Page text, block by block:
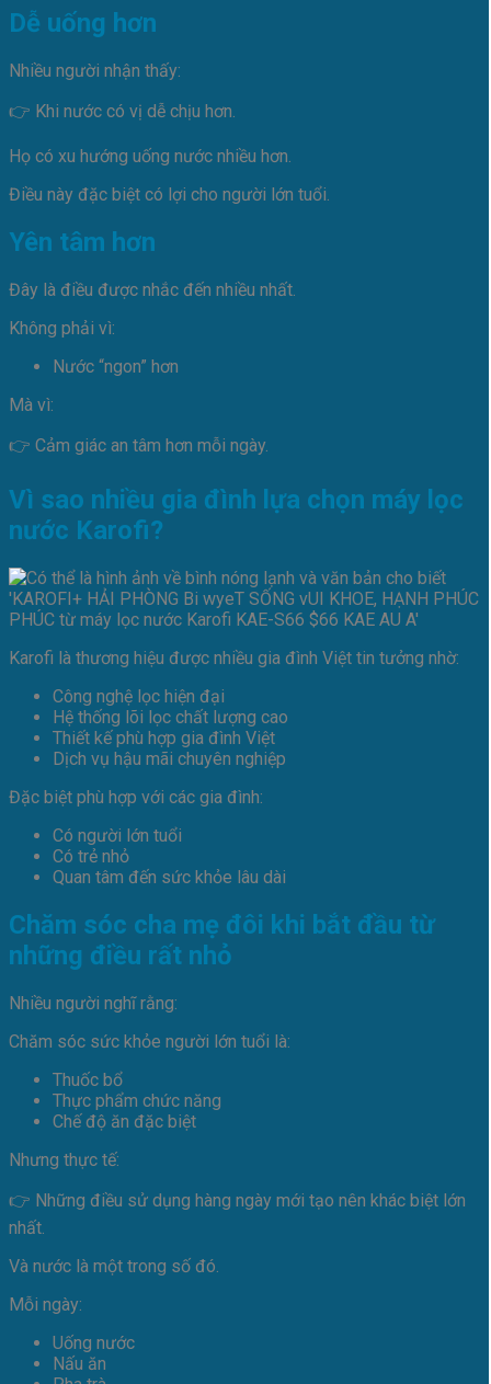
Dễ uống hơn
Nhiều người nhận thấy:
👉 Khi nước có vị dễ chịu hơn.
Họ có xu hướng uống nước nhiều hơn.
Điều này đặc biệt có lợi cho người lớn tuổi.
Yên tâm hơn
Đây là điều được nhắc đến nhiều nhất.
Không phải vì:
Nước “ngon” hơn
Mà vì:
👉 Cảm giác an tâm hơn mỗi ngày.
Vì sao nhiều gia đình lựa chọn máy lọc
nước Karofi?
Karofi là thương hiệu được nhiều gia đình Việt tin tưởng nhờ:
Công nghệ lọc hiện đại
Hệ thống lõi lọc chất lượng cao
Thiết kế phù hợp gia đình Việt
Dịch vụ hậu mãi chuyên nghiệp
Đặc biệt phù hợp với các gia đình:
Có người lớn tuổi
Có trẻ nhỏ
Quan tâm đến sức khỏe lâu dài
Chăm sóc cha mẹ đôi khi bắt đầu từ
những điều rất nhỏ
Nhiều người nghĩ rằng:
Chăm sóc sức khỏe người lớn tuổi là:
Thuốc bổ
Thực phẩm chức năng
Chế độ ăn đặc biệt
Nhưng thực tế:
👉 Những điều sử dụng hàng ngày mới tạo nên khác biệt lớn
nhất.
Và nước là một trong số đó.
Mỗi ngày:
Uống nước
Nấu ăn